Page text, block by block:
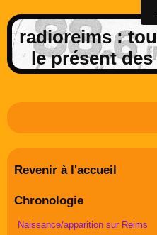
radioreims :
le présent
Derniers potins de la FM rémoise
Livre d'or
Contact
Album Photos
Revenir à l'accueil
Chronologie
Naissance/apparition sur Reims